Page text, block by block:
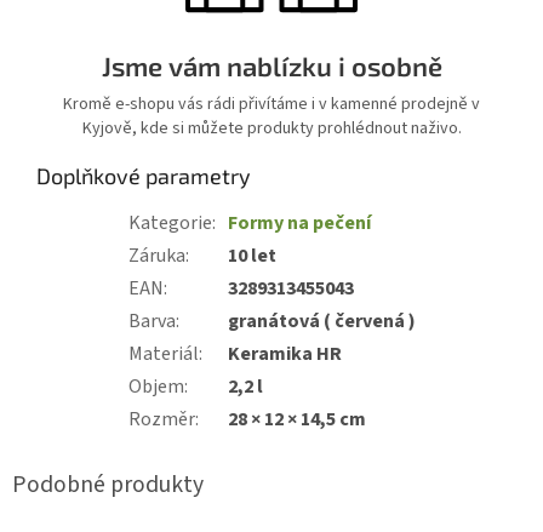
Jsme vám nablízku i osobně
Kromě e-shopu vás rádi přivítáme i v kamenné prodejně v
Kyjově, kde si můžete produkty prohlédnout naživo.
Doplňkové parametry
Kategorie: Formy na pečení
Záruka:
10 let
EAN:
3289313455043
Barva:
granátová ( červená )
Materiál:
Keramika HR
Objem:
2,2 l
Rozměr: 28 × 12 × 14,5 cm